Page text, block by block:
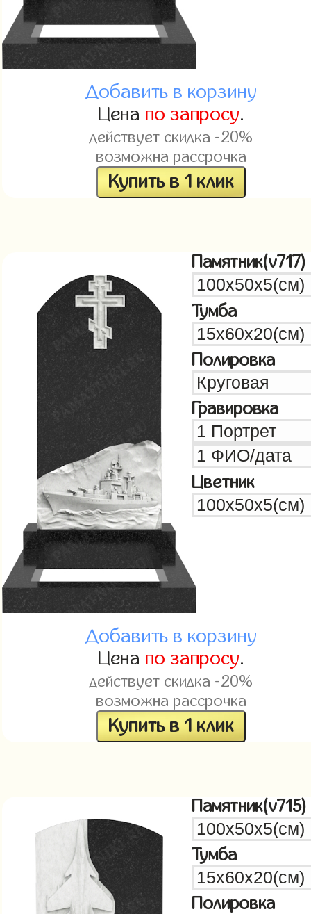
Добавить в корзину
Цена по запросу.
действует скидка -20%
возможна рассрочка
Купить в 1 клик
Памятник(v717)
Тумба
Полировка
Гравировка
Цветник
Добавить в корзину
Цена по запросу.
действует скидка -20%
возможна рассрочка
Купить в 1 клик
Памятник(v715)
Тумба
Полировка